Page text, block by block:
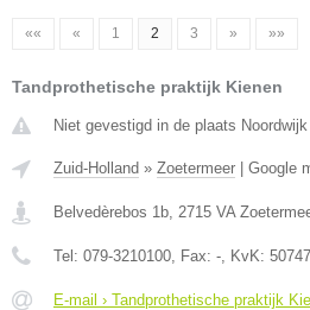
«« « 1 2 3 » »»
Tandprothetische praktijk Kienen
Niet gevestigd in de plaats
Zuid-Holland » Zoetermeer Google
Belvedèrebos 1b, 2715 VA
Tel: 079-3210100, Fax: -, KvK:
E-mail › Tandprothetische praktijk